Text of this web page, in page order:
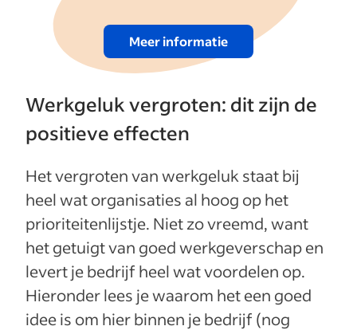
Meer informatie
Werkgeluk vergroten: dit zijn de
positieve effecten
Het vergroten van werkgeluk staat bij
heel wat organisaties al hoog op het
prioriteitenlijstje. Niet zo vreemd, want
het getuigt van goed werkgeverschap en
levert je bedrijf heel wat voordelen op.
Hieronder lees je waarom het een goed
idee is om hier binnen je bedrijf (nog